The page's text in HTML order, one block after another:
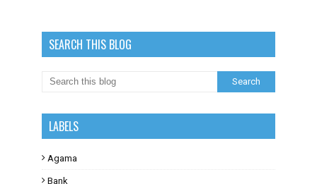
SEARCH THIS BLOG
LABELS
Agama
Bank